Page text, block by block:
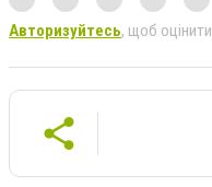
Авторизуйтесь, щоб оцінити